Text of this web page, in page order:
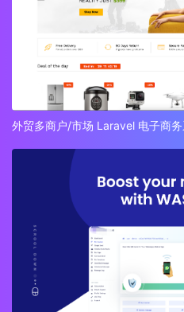
外贸多商户/市场 Laravel 电子商